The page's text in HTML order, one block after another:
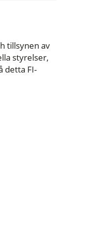
tillsynen av
styrelser,
detta FI-